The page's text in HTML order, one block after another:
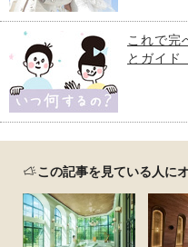
これで完
とガイド
この記事を見ている人に